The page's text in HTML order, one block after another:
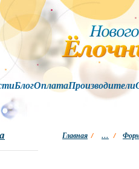
БлогОплатаПроизводители
Главная / … /